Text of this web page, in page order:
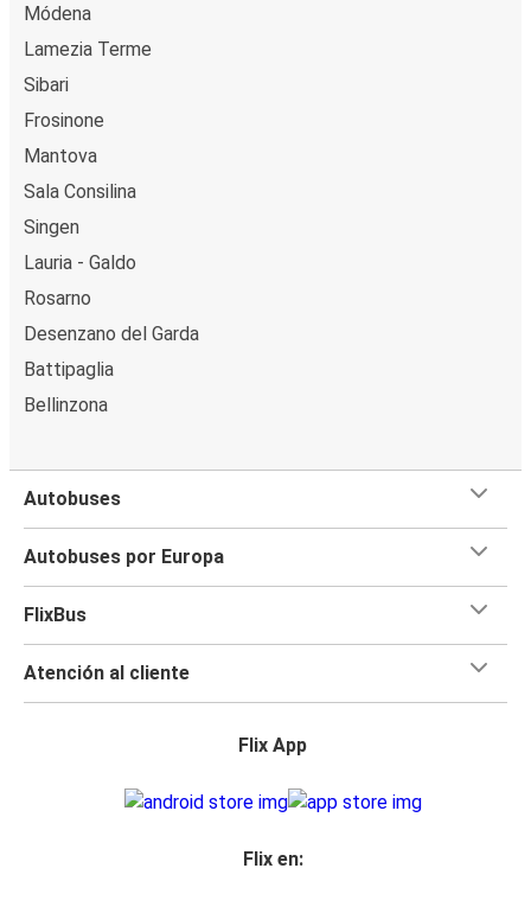
Módena
Lamezia Terme
Sibari
Frosinone
Mantova
Sala Consilina
Singen
Lauria - Galdo
Rosarno
Desenzano del Garda
Battipaglia
Bellinzona
Autobuses
Autobuses por Europa
FlixBus
Atención al cliente
Flix App
Flix en: